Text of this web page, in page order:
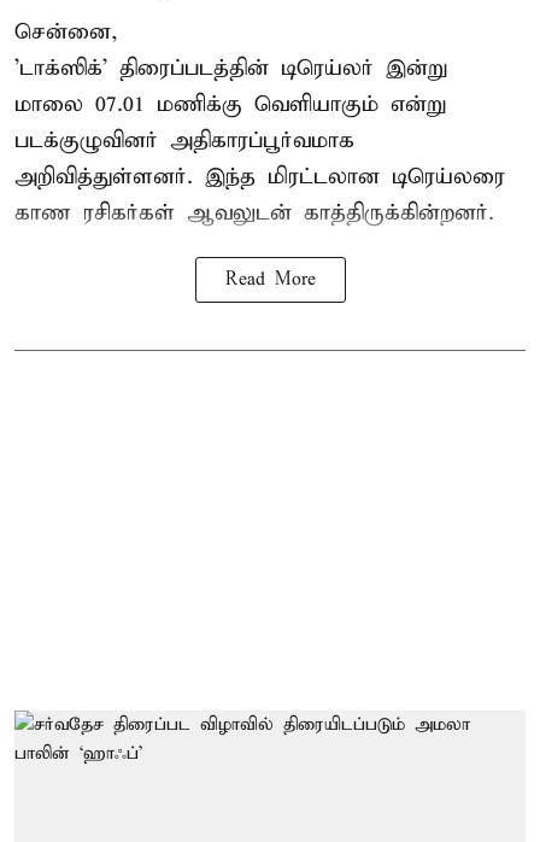
சென்னை,
'டாக்ஸிக்' திரைப்படத்தின் டிரெய்லர் இன்று
மாலை 07.01 மணிக்கு வெளியாகும் என்று
படக்குழுவினர் அதிகாரப்பூர்வமாக
அறிவித்துள்ளனர். இந்த மிரட்டலான டிரெய்லரை
காண ரசிகர்கள் ஆவலுடன் காத்திருக்கின்றனர்.
Read More